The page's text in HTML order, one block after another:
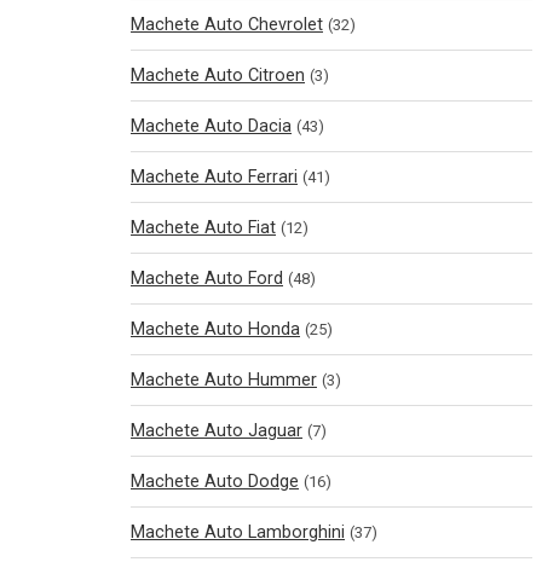
Machete Auto Chevrolet (32)
Machete Auto Citroen (3)
Machete Auto Dacia (43)
Machete Auto Ferrari (41)
Machete Auto Fiat (12)
Machete Auto Ford (48)
Machete Auto Honda (25)
Machete Auto Hummer (3)
Machete Auto Jaguar (7)
Machete Auto Dodge (16)
Machete Auto Lamborghini (37)